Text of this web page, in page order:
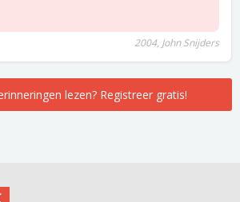
2004, John Snijders
lezen? Registreer gratis!